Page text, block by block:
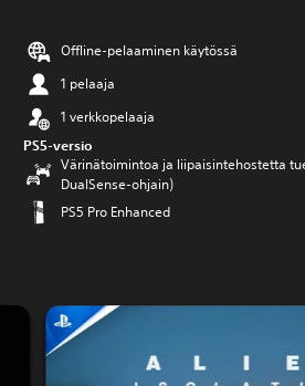
Offline-pelaaminen käytössä
1 pelaaja
1 verkkopelaaja
PS5-versio
Värinätoimintoa ja liipaisintehostetta
DualSense-ohjain)
PS5 Pro Enhanced